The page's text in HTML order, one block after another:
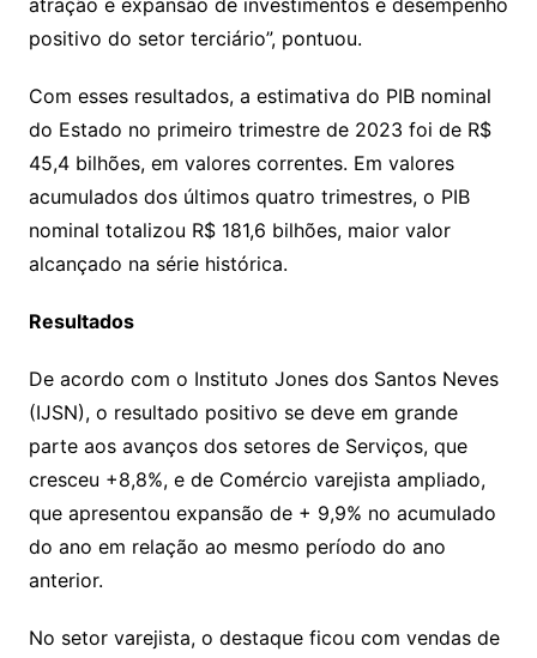
atração e expansão de investimentos e desempenho
positivo do setor terciário”, pontuou.
Com esses resultados, a estimativa do PIB nominal
do Estado no primeiro trimestre de 2023 foi de R$
45,4 bilhões, em valores correntes. Em valores
acumulados dos últimos quatro trimestres, o PIB
nominal totalizou R$ 181,6 bilhões, maior valor
alcançado na série histórica.
Resultados
De acordo com o Instituto Jones dos Santos Neves
(IJSN), o resultado positivo se deve em grande
parte aos avanços dos setores de Serviços, que
cresceu +8,8%, e de Comércio varejista ampliado,
que apresentou expansão de + 9,9% no acumulado
do ano em relação ao mesmo período do ano
anterior.
No setor varejista, o destaque ficou com vendas de